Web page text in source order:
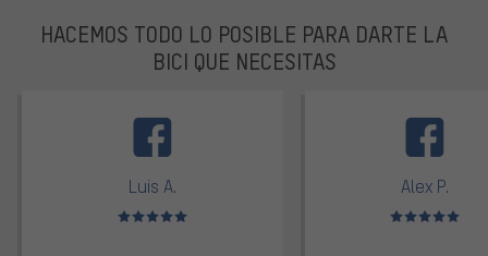
HACEMOS TODO LO POSIBLE PARA DARTE LA
BICI QUE NECESITAS
Luis A.
Valoración media: 5 de 5
Alex P.
Valoración